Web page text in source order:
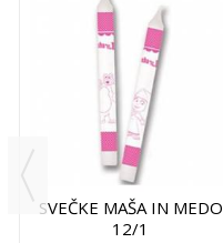
SVEČKE MAŠA IN MEDO
12/1